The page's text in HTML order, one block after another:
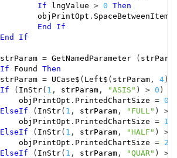
If
lngValue > 0 Then
objPrintOpt . SpaceBetweenItems
End
If
End
If
strParam = GetNamedParameter (
If
Found
Then
strParam = UCase$ ( Left$ ( strParam, 4))
If
( InStr( 1 , strParam, "ASIS" ) > 0 )
objPrintOpt . PrintedChartSize = 0
ElseIf
( InStr( 1 , strParam, "FULL" ) >
objPrintOpt . PrintedChartSize =
1
ElseIf
( InStr( 1 , strParam, "HALF" ) >
objPrintOpt . PrintedChartSize =
2
ElseIf
( InStr( 1 , strParam, "QUAR" ) >